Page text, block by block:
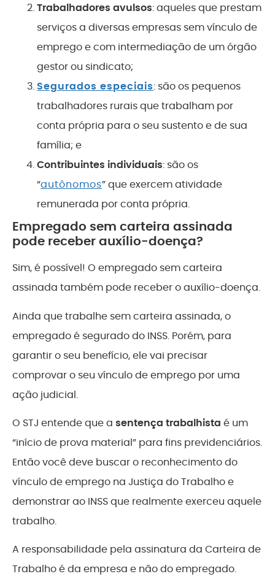
Trabalhadores avulsos: aqueles que prestam
serviços a diversas empresas sem vínculo de
emprego e com intermediação de um órgão
gestor ou sindicato;
Segurados especiais: são os pequenos
trabalhadores rurais que trabalham por
conta própria para o seu sustento e de sua
família; e
Contribuintes individuais: são os
“autônomos” que exercem atividade
remunerada por conta própria.
Empregado sem carteira assinada
pode receber auxílio-doença?
Sim, é possível! O empregado sem carteira
assinada também pode receber o auxílio-doença.
Ainda que trabalhe sem carteira assinada, o
empregado é segurado do INSS. Porém, para
garantir o seu benefício, ele vai precisar
comprovar o seu vínculo de emprego por uma
ação judicial.
O STJ entende que a sentença trabalhista é um
“início de prova material” para fins previdenciários.
Então você deve buscar o reconhecimento do
vínculo de emprego na Justiça do Trabalho e
demonstrar ao INSS que realmente exerceu aquele
trabalho.
A responsabilidade pela assinatura da Carteira de
Trabalho é da empresa e não do empregado.